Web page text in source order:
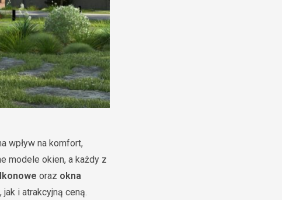
wpływ na komfort,
modele okien, a każdy z
oraz okna
i atrakcyjną ceną.